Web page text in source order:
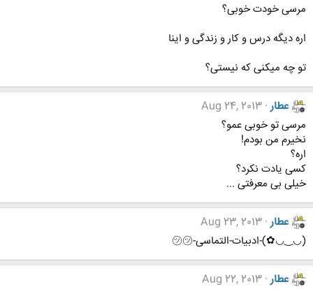
مرسی خودت خوبی؟
اره دیگه درس و کار و زندگی و اینا
تو چه میکنی که نیستی؟
عطار Aug 24, 2013
مرسی تو خوبی عمو؟
نخیرم من بودم!
اره؟
کسی یادت نکرد؟
خیلی بی معرفتی ...
عطار Aug 23, 2013
(◡‿◡✿)-ادبیات-التماسی-㋡㋡
عطار Aug 22, 2013